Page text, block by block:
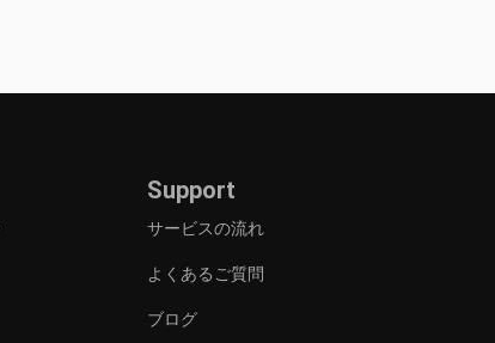
Support
サービスの流れ
よくあるご質問
ブログ